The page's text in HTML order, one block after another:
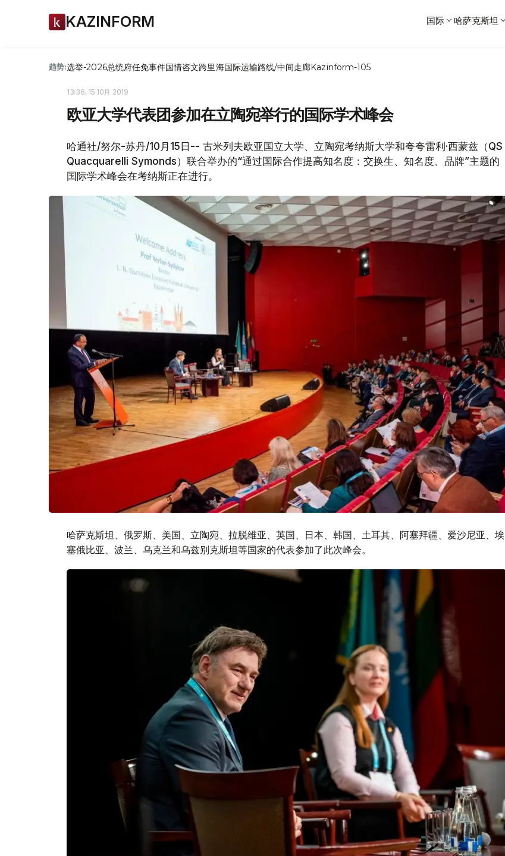
KAZINFORM 国际 哈萨克斯坦
趋势:选举-2026总统府任免事件国情咨文跨里海国际运输路线/中间走廊Kazinform-105
13:36, 15 10月 2019
欧亚大学代表团参加在立陶宛举行的国际学术峰会
哈通社/努尔-苏丹/10月15日-- 古米列夫欧亚国立大学、立陶宛考纳斯大学和夸夸雷利·西蒙兹（QS
Quacquarelli Symonds）联合举办的“通过国际合作提高知名度：交换生、知名度、品牌”主题的
国际学术峰会在考纳斯正在进行。
哈萨克斯坦、俄罗斯、美国、立陶宛、拉脱维亚、英国、日本、韩国、土耳其、阿塞拜疆、爱沙尼亚、埃
塞俄比亚、波兰、乌克兰和乌兹别克斯坦等国家的代表参加了此次峰会。